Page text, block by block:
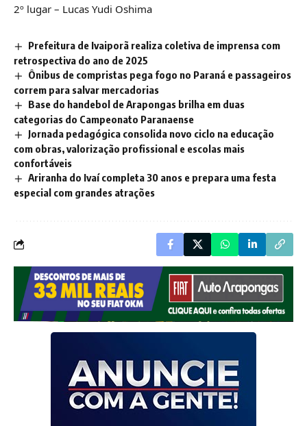
2º lugar – Lucas Yudi Oshima
Prefeitura de Ivaiporã realiza coletiva de imprensa com
retrospectiva do ano de 2025
Ônibus de compristas pega fogo no Paraná e passageiros
correm para salvar mercadorias
Base do handebol de Arapongas brilha em duas
categorias do Campeonato Paranaense
Jornada pedagógica consolida novo ciclo na educação
com obras, valorização profissional e escolas mais
confortáveis
Ariranha do Ivaí completa 30 anos e prepara uma festa
especial com grandes atrações